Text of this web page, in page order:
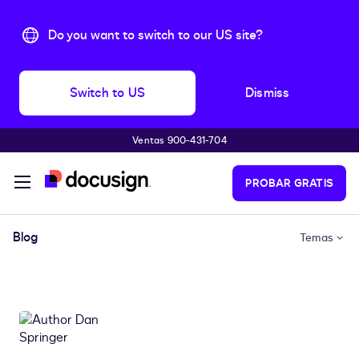
Do you want to switch to our US site?
Switch to US Dismiss
Saltar al contenido principalVentas 900-431-704
PROBAR GRATIS
Blog Temas